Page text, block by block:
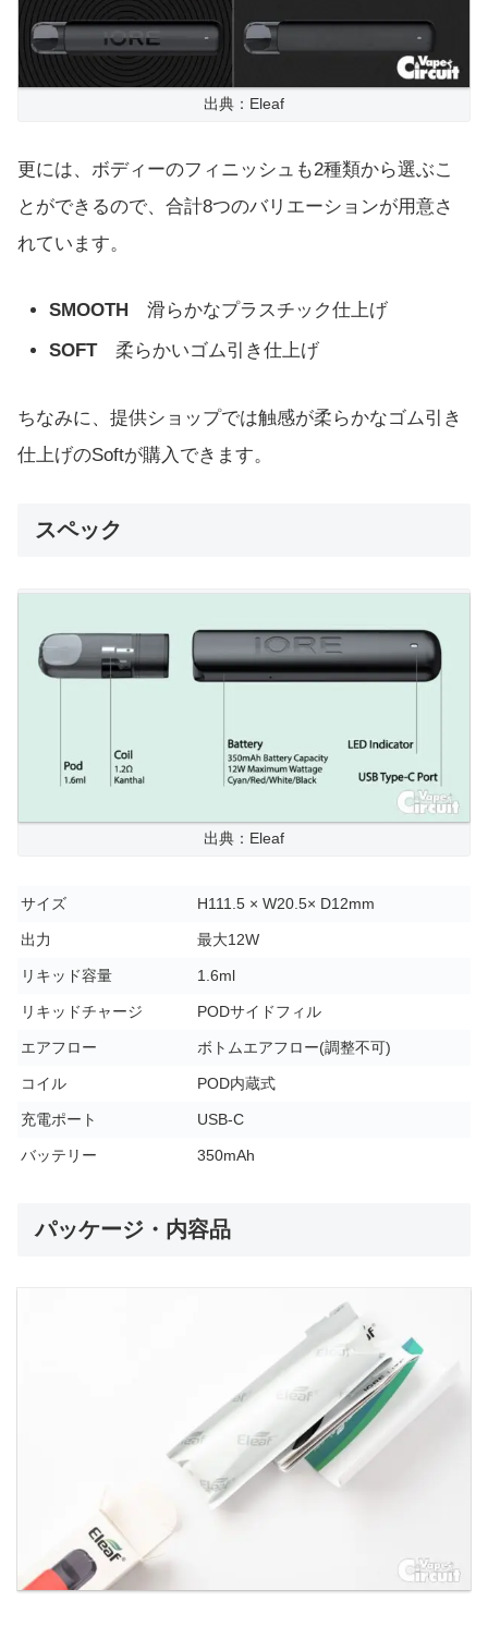
出典：Eleaf
更には、ボディーのフィニッシュも2種類から選ぶこ
とができるので、合計8つのバリエーションが用意さ
れています。
SMOOTH 滑らかなプラスチック仕上げ
SOFT柔らかいゴム引き仕上げ
ちなみに、提供ショップでは触感が柔らかなゴム引き
仕上げのSoftが購入できます。
スペック
出典：Eleaf
サイズ H111.5 × W20.5× D12mm
出力 最大12W
リキッド容量 1.6ml
リキッドチャージ PODサイドフィル
エアフロー ボトムエアフロー(調整不可)
コイル POD内蔵式
充電ポート USB-C
バッテリー 350mAh
パッケージ・内容品